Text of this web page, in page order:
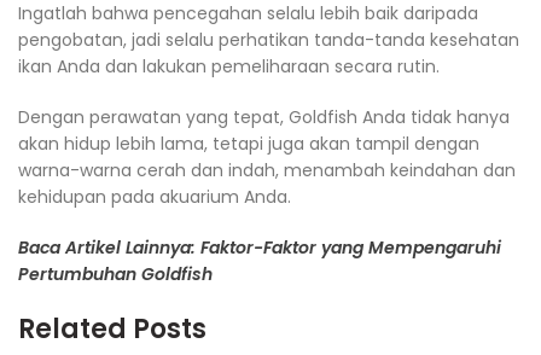
Ingatlah bahwa pencegahan selalu lebih baik daripada
pengobatan, jadi selalu perhatikan tanda-tanda kesehatan
ikan Anda dan lakukan pemeliharaan secara rutin.
Dengan perawatan yang tepat, Goldfish Anda tidak hanya
akan hidup lebih lama, tetapi juga akan tampil dengan
warna-warna cerah dan indah, menambah keindahan dan
kehidupan pada akuarium Anda.
Baca Artikel Lainnya: Faktor-Faktor yang Mempengaruhi
Pertumbuhan Goldfish
Related Posts